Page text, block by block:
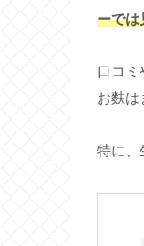
ーでは
口コミ
お麩は
特に、